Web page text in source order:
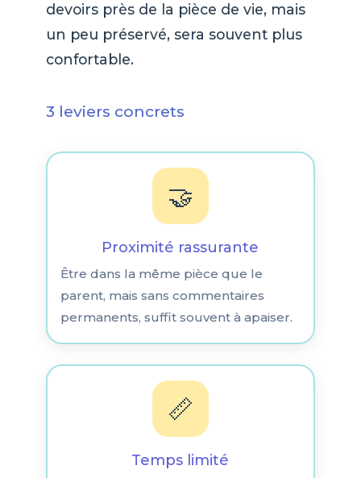
devoirs près de la pièce de vie, mais
un peu préservé, sera souvent plus
confortable.
3 leviers concrets
🤝
Proximité rassurante
Être dans la même pièce que le
parent, mais sans commentaires
permanents, suffit souvent à apaiser.
📏
Temps limité